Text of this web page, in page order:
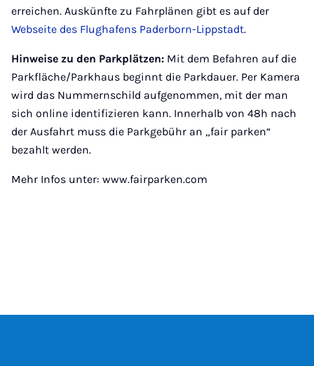
erreichen. Auskünfte zu Fahrplänen gibt es auf der
Webseite des Flughafens Paderborn-Lippstadt.
Hinweise zu den Parkplätzen: Mit dem Befahren auf die
Parkfläche/Parkhaus beginnt die Parkdauer. Per Kamera
wird das Nummernschild aufgenommen, mit der man
sich online identifizieren kann. Innerhalb von 48h nach
der Ausfahrt muss die Parkgebühr an „fair parken“
bezahlt werden.
Mehr Infos unter: www.fairparken.com